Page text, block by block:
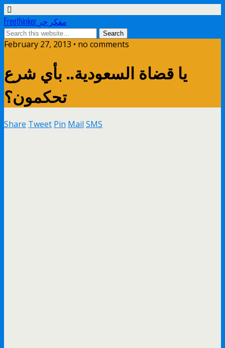
Freethinker مفكر حر
February 27, 2013 • no comments
يا قضاة السعودية.. بأي شرع
تحكمون؟
Share Tweet Pin Mail SMS